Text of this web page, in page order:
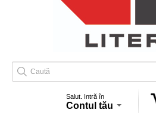
Salut. Intră în
Contul tău